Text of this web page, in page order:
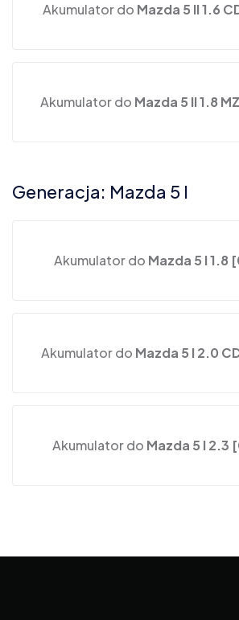
Akumulator do Mazda 5 II 1.6
Akumulator do Mazda 5 II 1.8
Generacja: Mazda 5 I
Akumulator do Mazda 5 I
Akumulator do Mazda 5 I 2.0
Akumulator do Mazda 5 I 2.3